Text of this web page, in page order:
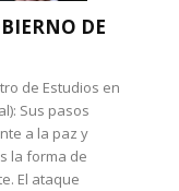
DE
de Estudios en
Sus pasos
a la paz y
la forma de
El ataque